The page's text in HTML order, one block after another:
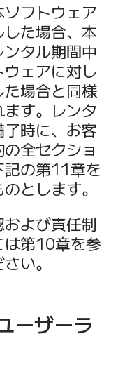
フトウェア
た場合、本
タル期間中
ェアに対し
場合と同様
す。レンタ
時に、お客
全セクショ
記の第11章を
とします。
よび責任制
は第10章を参
い。
ーザーラ